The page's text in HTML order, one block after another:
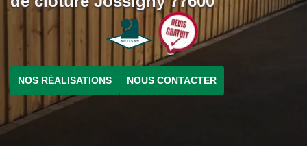
NOS RÉALISATIONS NOUS CONTACTER